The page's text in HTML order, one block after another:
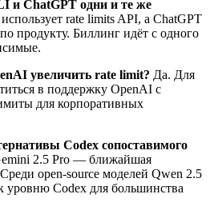
и ChatGPT одни и те же
rate limits API, а ChatGPT
продукту. Биллинг идёт с одного
увеличить rate limit? Да. Для
в поддержку OpenAI с
для корпоративных
Codex сопоставимого
2.5 Pro — ближайшая
open-source моделей Qwen 2.5
уровню Codex для большинства